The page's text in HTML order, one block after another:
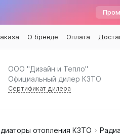
О бренде Оплата
ООО "Дизайн и Тепло"
Официальный дилер КЗТО
Сертификат дилера
По
отопления КЗТО